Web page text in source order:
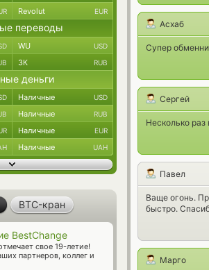
Асхаб
Супер
Сергей
Несколько
Павел
Ваще огонь.
быстро.
Марго
Revolut EUR
переводы
WU USD
ЗК RUB
деньги
Наличные USD
Наличные RUB
Наличные EUR
Наличные UAH
BTC-кран
BestChange
свое 19-летие!
партнеров, коллег и